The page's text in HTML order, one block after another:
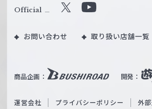
ル
W
ß
c
商品企画： 開発：
Official X
u
b
O
お問い合わせ 取り扱い店舗一覧
運営会社 プライバシーポリシー 外